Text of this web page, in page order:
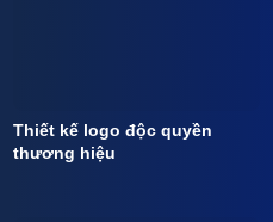
Thiết kế logo độc quyền
thương hiệu